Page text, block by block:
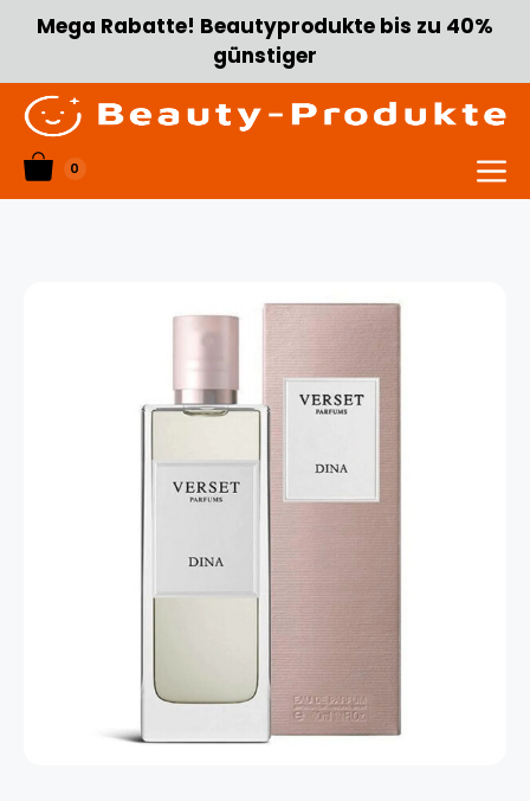
Zum
Inhalt
Mega Rabatte! Beautyprodukte bis zu 40%
günstiger
0
Menü